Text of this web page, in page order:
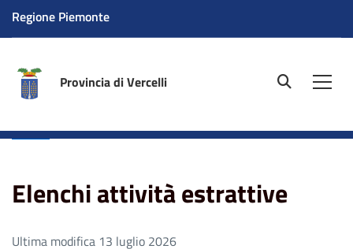
Regione Piemonte
Provincia di Vercelli site.searc
- Cave
Elenchi attività estrattive
Elenchi attività estrattive
Ultima modifica 13 luglio 2026